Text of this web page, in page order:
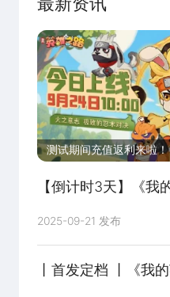
【Q萌兔忍 解放双手】
【命定奇缘 红颜相伴
【海量英雄 随心挑选
【流派搭配 策略为王
测试期间充值返利来啦
【倒计时3天】《
2025-09-21 发布
丨首发定档 丨《我